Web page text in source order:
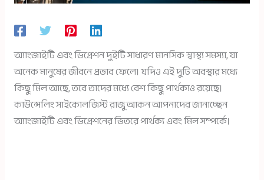
অ্যাংজাইটি এবং ডিপ্রেশন দুইটি সাধারণ মানসিক স্বাস্থ্য সমস্যা, যা
অনেক মানুষের জীবনে প্রভাব ফেলে। যদিও এই দুটি অবস্থার মধ্যে
কিছু মিল আছে, তবে তাদের মধ্যে বেশ কিছু পার্থক্যও রয়েছে।
কাউন্সেলিং সাইকোলজিস্ট রাজু আকন আপনাদের জানাচ্ছেন
অ্যাংজাইটি এবং ডিপ্রেশনের ভিতরে পার্থক্য এবং মিল সম্পর্কে।